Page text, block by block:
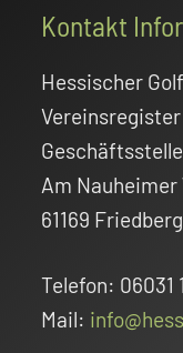
Footer
Kontakt
Hessischer
Geschäftsstelle
Am Nauheimer
61169 Friedberg
Telefon: 06031
Mail: